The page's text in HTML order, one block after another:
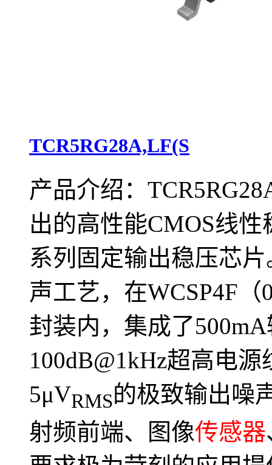
TCR5RG28A,LF(S
产品介绍：
出的高性能CMOS线
系列固定输出稳压芯
声工艺，在WCSP4F（
封装内，集成了
100dB@1kHz超高电
5μVRMS的极致输出噪
射频前端、图像传感器